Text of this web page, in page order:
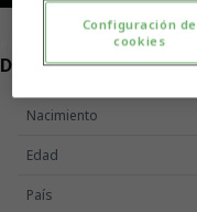
DELANTERO
Nacimiento
Edad
País
Configuración de
cookies